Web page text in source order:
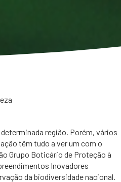
região. Porém, vários
têm tudo a ver um com o
Grupo Boticário de Proteção à
Inovadores
da biodiversidade nacional.